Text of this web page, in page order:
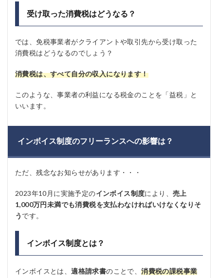
受け取った消費税はどうなる？
では、免税事業者がクライアントや取引先から受け取った
消費税はどうなるのでしょう？
消費税は、すべて自分の収入になります！
このような、事業者の利益になる税金のことを「益税」と
いいます。
インボイス制度のフリーランスへの影響は？
ただ、残念なお知らせがあります・・・
2023年10月に実施予定のインボイス制度により、売上
1,000万円未満でも消費税を支払わなければいけなくなりそ
う です。
インボイス制度とは？
インボイスとは、適格請求書のことで、消費税の課税事業